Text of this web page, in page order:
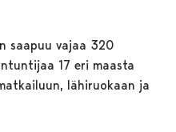
saapuu vajaa 320
17 eri maasta
lähiruokaan ja